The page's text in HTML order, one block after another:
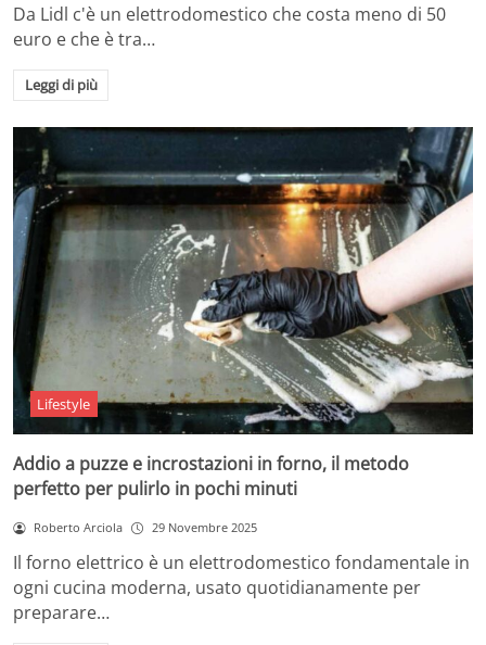
Da Lidl c'è un elettrodomestico che costa meno di 50
euro e che è tra…
Leggi di più
Lifestyle
Addio a puzze e incrostazioni in forno, il metodo
perfetto per pulirlo in pochi minuti
Roberto Arciola 29 Novembre 2025
Il forno elettrico è un elettrodomestico fondamentale in
ogni cucina moderna, usato quotidianamente per
preparare…